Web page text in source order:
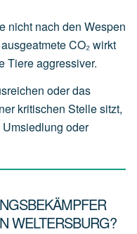
nicht nach den Wespen
CO₂ wirkt
Tiere aggressiver.
oder das
kritischen Stelle sitzt,
oder
WELTERSBURG?